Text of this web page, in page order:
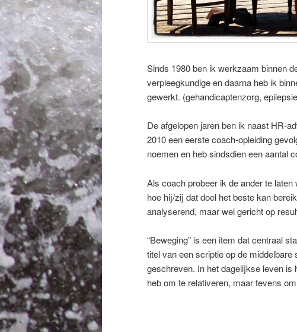
Sinds 1980 ben ik werkzaam binnen
verpleegkundige en daarna heb ik
gewerkt. (gehandicaptenzorg,
De afgelopen jaren ben ik naast HR-
2010 een eerste coach-opleiding
noemen en heb sindsdien een aantal
Als coach probeer ik de ander te
hoe hij/zij dat doel het beste kan
analyserend, maar wel gericht op
“Beweging” is een item dat centraal
titel van een scriptie op de
geschreven. In het dagelijkse leven is
heb om te relativeren, maar tevens